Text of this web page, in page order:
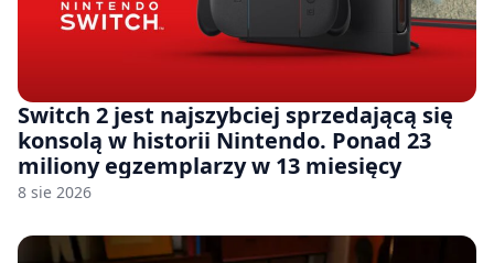
Switch 2 jest najszybciej sprzedającą się
konsolą w historii Nintendo. Ponad 23
miliony egzemplarzy w 13 miesięcy
8 sie 2026